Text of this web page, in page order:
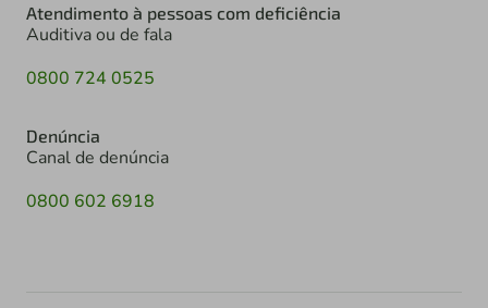
Atendimento à pessoas com deficiência
Auditiva ou de fala
0800 724 0525
Denúncia
Canal de denúncia
0800 602 6918